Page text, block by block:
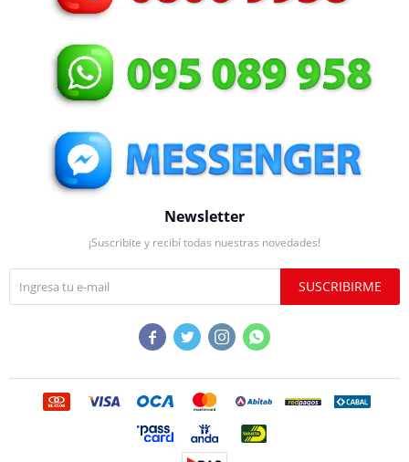
Newsletter
¡Suscribite y recibí todas nuestras novedades!
SUSCRIBIRME
   